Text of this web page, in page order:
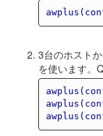
3台のホスト
を使います。